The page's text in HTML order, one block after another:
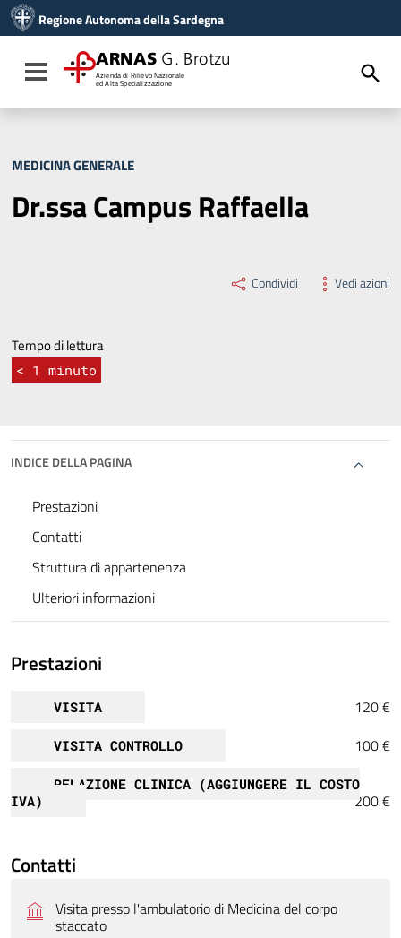
Vai al menu di navigazione
Vai al footer
Regione Autonoma della Sardegna
Toggle navigation
ARNAS G. Brotzu
Azienda di Rilievo Nazionale
ed Alta Specializzazione
MEDICINA GENERALE
Dr.ssa Campus Raffaella
Condividi Vedi azioni
Tempo di lettura
< 1 minuto
INDICE DELLA PAGINA
Prestazioni
Contatti
Struttura di appartenenza
Ulteriori informazioni
Prestazioni
VISITA 120 €
VISITA CONTROLLO 100 €
RELAZIONE CLINICA (AGGIUNGERE IL COSTO
IVA)
200 €
Contatti
Visita presso l'ambulatorio di Medicina del corpo
staccato